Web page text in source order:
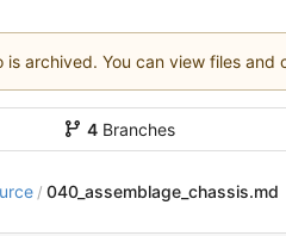
is archived. You can view files
4Branches
/ 040_assemblage_chassis.md